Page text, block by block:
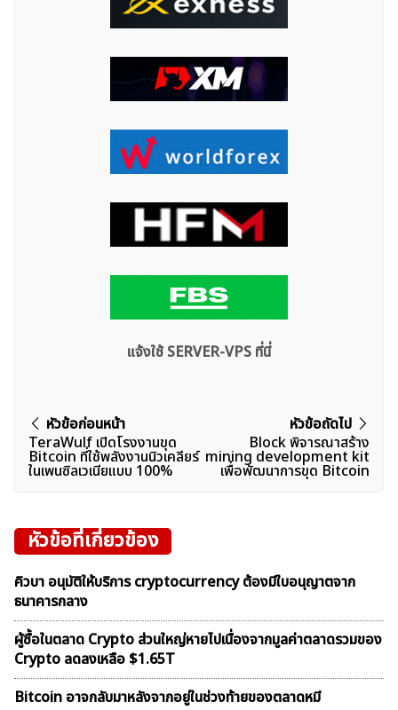
แจ้งใช้ SERVER-VPS ที่นี่
แนะแนว
เรื่อง
หัวข้อก่อนหน้า
TeraWulf เปิดโรงงานขุด
Bitcoin ที่ใช้พลังงานนิวเคลียร์
ในเพนซิลเวเนียแบบ 100%
หัวข้อถัดไป
Block พิจารณาสร้าง
mining development kit
เพื่อพัฒนาการขุด Bitcoin
หัวข้อที่เกี่ยวข้อง
คิวบา อนุมัติให้บริการ cryptocurrency ต้องมีใบอนุญาตจาก
ธนาคารกลาง
ผู้ซื้อในตลาด Crypto ส่วนใหญ่หายไปเนื่องจากมูลค่าตลาดรวมของ
Crypto ลดลงเหลือ $1.65T
Bitcoin อาจกลับมาหลังจากอยู่ในช่วงท้ายของตลาดหมี